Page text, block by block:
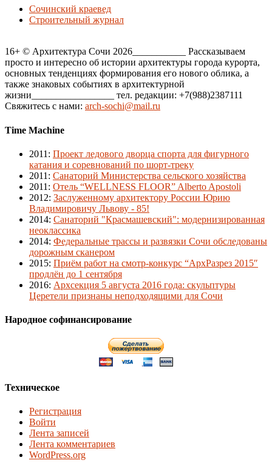
Сочинский краевед
Строительный журнал
16+ © Архитектура Сочи 2026___________ Рассказываем
просто и интересно об истории архитектуры города курорта,
основных тенденциях формирования его нового облика, а
также знаковых событиях в архитектурной
жизни_________________ тел. редакции: +7(988)2387111
Свяжитесь с нами: arch-sochi@mail.ru
Time Machine
2011 : Проект ледового дворца спорта для фигурного
катания и соревнований по шорт-треку
2011 : Санаторий Министерства сельского хозяйства
2011 : Отель “WELLNESS FLOOR” Alberto Apostoli
2012: Заслуженному архитектору России Юрию
Владимировичу Львову - 85!
2014: Санаторий "Красмашевский": модернизированная
неоклассика
2014: Федеральные трассы и развязки Сочи обследованы
дорожным сканером
2015: Приём работ на смотр-конкурс “АрхРазрез 2015″
продлён до 1 сентября
2016: Архсекция 5 августа 2016 года: скульптуры
Церетели признаны неподходящими для Сочи
Народное софинансирование
Техническое
Регистрация
Войти
Лента записей
Лента комментариев
WordPress.org